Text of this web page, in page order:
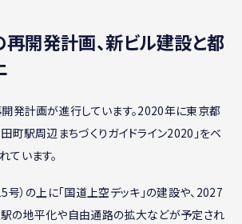
開発計画、新ビル建設と都
開発計画が進行しています。2020年に東京都
町駅周辺まちづくりガイドライン2020」をベ
ています。
）の上に「国道上空デッキ」の建設や、2027
の地平化や自由通路の拡大などが予定され